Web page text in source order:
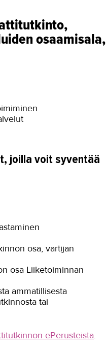
osaamisala,
joilla voit syventää
osa, vartijan
osa Liiketoiminnan
ammatillisesta
tai
ePerusteista.